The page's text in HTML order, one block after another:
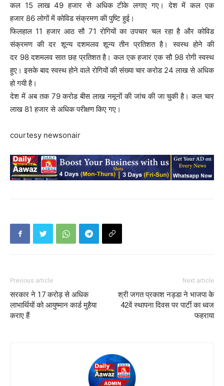
कल 15 लाख 49 हजार से अधिक टीके लगाए गए। देश में कल एक
हजार 86 लोगों में कोविड संक्रमण की पुष्टि हुई।
फिलहाल 11 हजार आठ सौ 71 रोगियों का उपचार चल रहा है और कोविड
संक्रमण की दर शून्‍य दशमलव शून्‍य तीन प्रतिशत है। स्‍वस्‍थ होने की
दर 98 दशमलव सात छह प्रतिशत है। कल एक हजार एक सौ 98 रोगी स्‍वस्‍थ
हुए। इसके बाद स्‍वस्‍थ होने वाले रोगियों की संख्‍या चार करोड 24 लाख से अधिक
हो गयी है।
देश में अब तक 79 करोड बीस लाख नमूनों की जांच की जा चुकी है। कल चार
लाख 81 हजार से अधिक परीक्षण किए गए।
courtesy newsonair
Previous article
सरकार ने 17 करोड़ से अधिक
लाभार्थियों को आयुष्मान कार्ड मुहैया
कराए हैं
Next article
श्री जगत प्रकाश नड्डा ने भाजपा के
42वें स्थापना दिवस पर पार्टी का ध्‍वज
फहराया